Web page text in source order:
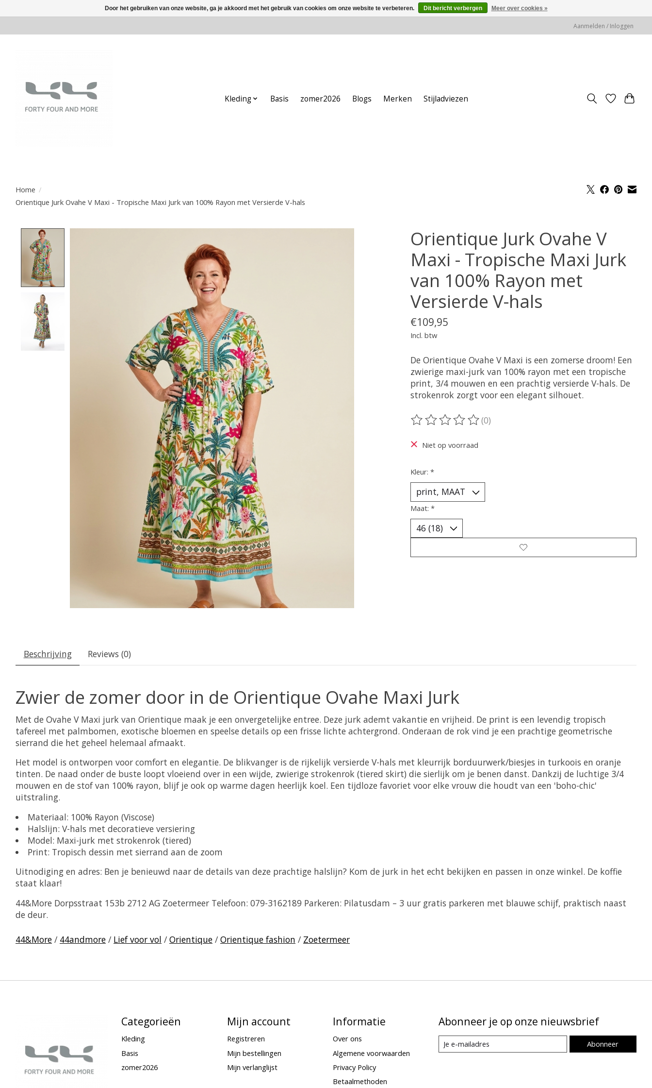
Aanmelden / Inloggen
Kleding Basis zomer2026 Blogs Merken Stijladviezen
Home /
Orientique Jurk Ovahe V Maxi - Tropische Maxi Jurk van 100% Rayon met Versierde V-hals
Orientique Jurk Ovahe V
Maxi - Tropische Maxi Jurk
van 100% Rayon met
Versierde V-hals
€109,95
Incl. btw
De Orientique Ovahe V Maxi is een zomerse droom! Een
zwierige maxi-jurk van 100% rayon met een tropische
print, 3/4 mouwen en een prachtig versierde V-hals. De
strokenrok zorgt voor een elegant silhouet.
De beoordeling van dit product is
(0)
Niet op voorraad
Kleur: *
Maat: *
Beschrijving Reviews (0)
Zwier de zomer door in de Orientique Ovahe Maxi Jurk
Met de Ovahe V Maxi jurk van Orientique maak je een onvergetelijke entree. Deze jurk ademt vakantie en vrijheid. De print is een levendig tropisch
tafereel met palmbomen, exotische bloemen en speelse details op een frisse lichte achtergrond. Onderaan de rok vind je een prachtige geometrische
sierrand die het geheel helemaal afmaakt.
Het model is ontworpen voor comfort en elegantie. De blikvanger is de rijkelijk versierde V-hals met kleurrijk borduurwerk/biesjes in turkoois en oranje
tinten. De naad onder de buste loopt vloeiend over in een wijde, zwierige strokenrok (tiered skirt) die sierlijk om je benen danst. Dankzij de luchtige 3/4
mouwen en de stof van 100% rayon, blijf je ook op warme dagen heerlijk koel. Een tijdloze favoriet voor elke vrouw die houdt van een 'boho-chic'
uitstraling.
Materiaal: 100% Rayon (Viscose)
Halslijn: V-hals met decoratieve versiering
Model: Maxi-jurk met strokenrok (tiered)
Print: Tropisch dessin met sierrand aan de zoom
Uitnodiging en adres: Ben je benieuwd naar de details van deze prachtige halslijn? Kom de jurk in het echt bekijken en passen in onze winkel. De koffie
staat klaar!
44&More Dorpsstraat 153b 2712 AG Zoetermeer Telefoon: 079-3162189 Parkeren: Pilatusdam – 3 uur gratis parkeren met blauwe schijf, praktisch naast
de deur.
44&More / 44andmore / Lief voor vol / Orientique / Orientique fashion / Zoetermeer
Categorieën
Kleding
Basis
zomer2026
Mijn account
Registreren
Mijn bestellingen
Mijn verlanglijst
Informatie
Over ons
Algemene voorwaarden
Privacy Policy
Betaalmethoden
Abonneer je op onze nieuwsbrief
Abonneer
Door het gebruiken van onze website, ga je akkoord met het gebruik van cookies om onze website te verbeteren. Dit bericht verbergen Meer over cookies »